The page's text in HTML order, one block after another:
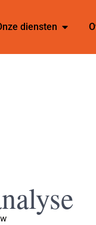
diensten